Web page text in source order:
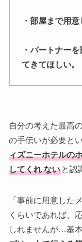
・部屋まで用
・パートナー
てきてほしい。
自分の考えた最高
の手伝いが必要と
ィズニーホテルの
してくれ ないと認
「事前に用意した
くらいであれば、
しれませんが…基